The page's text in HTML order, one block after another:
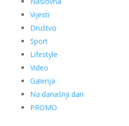
Vijesti
Društvo
Sport
Lifestyle
Video
Galerija
Na današnji dan
PROMO